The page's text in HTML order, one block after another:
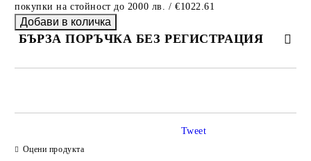
покупки на стойност до 2000 лв. / €1022.61
БЪРЗА ПОРЪЧКА БЕЗ РЕГИСТРАЦИЯ
Ние ще се свържем с вас в рамките на работния ден.
Оцени продукта
Tweet